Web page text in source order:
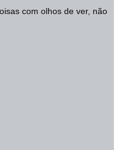
com olhos de ver, não